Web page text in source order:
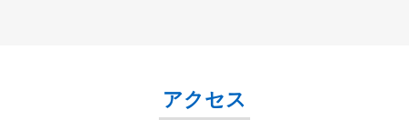
アクセス